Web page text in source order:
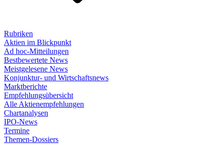
Rubriken
Aktien im Blickpunkt
Ad hoc-Mitteilungen
Bestbewertete News
Meistgelesene News
Konjunktur- und Wirtschaftsnews
Marktberichte
Empfehlungsübersicht
Alle Aktienempfehlungen
Chartanalysen
IPO-News
Termine
Themen-Dossiers